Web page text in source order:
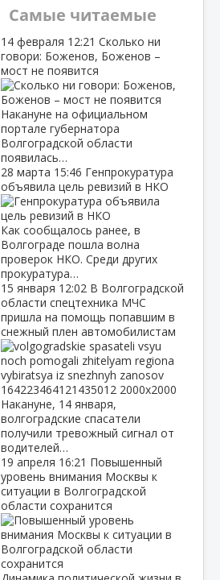
Самые читаемые
14 февраля 12:21 Сколько ни
говори: Боженов, Боженов –
мост не появится
Накануне на официальном
портале губернатора
Волгоградской области
появилась…
28 марта 15:46 Генпрокуратура
объявила цель ревизий в НКО
Как сообщалось ранее, в
Волгограде пошла волна
проверок НКО. Среди других
прокуратура…
15 января 12:02 В Волгоградской
области спецтехника МЧС
пришла на помощь попавшим в
снежный плен автомобилистам
Накануне, 14 января,
волгоградские спасатели
получили тревожный сигнал от
водителей…
19 апреля 16:21 Повышенный
уровень внимания Москвы к
ситуации в Волгоградской
области сохранится